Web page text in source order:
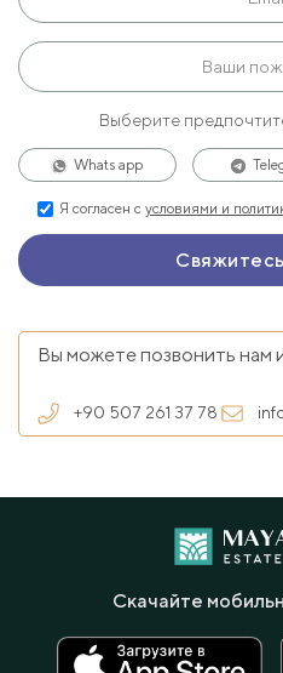
Выберите
Whats app
Я согласен с условиями и
Вы можете позвонить нам
+90 507 261 37 78
Скачайте